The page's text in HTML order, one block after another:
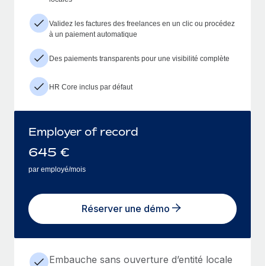
Validez les factures des freelances en un clic ou procédez
à un paiement automatique
Des paiements transparents pour une visibilité complète
HR Core inclus par défaut
Employer of record
645 €
par employé/mois
Réserver une démo
Embauche sans ouverture d’entité locale